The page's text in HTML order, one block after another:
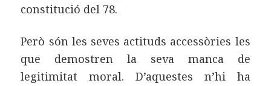
constitució del 78.
Però són les seves actituds accessòries les
que demostren la seva manca de
legitimitat moral. D’aquestes n’hi ha